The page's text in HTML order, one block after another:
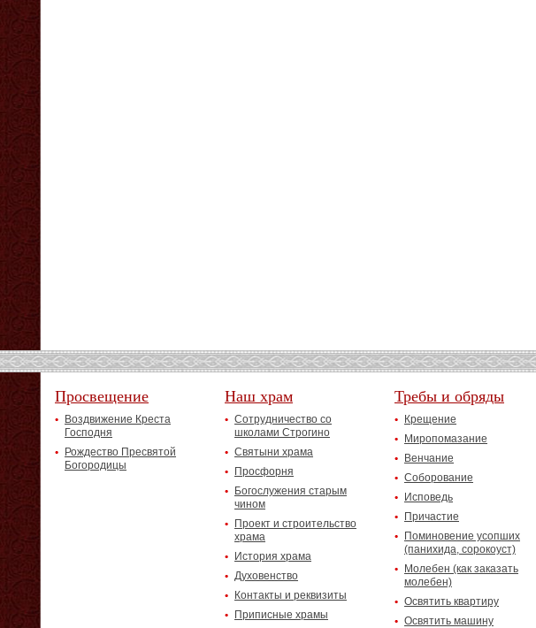
Просвещение
Воздвижение Креста
Господня
Рождество Пресвятой
Богородицы
Наш храм
Сотрудничество со
школами Строгино
Святыни храма
Просфорня
Богослужения старым
чином
Проект и строительство
храма
История храма
Духовенство
Контакты и реквизиты
Приписные храмы
Требы и обряды
Крещение
Миропомазание
Венчание
Соборование
Исповедь
Причастие
Поминовение усопших
(панихида, сорокоуст)
Молебен (как заказать
молебен)
Освятить квартиру
Освятить машину